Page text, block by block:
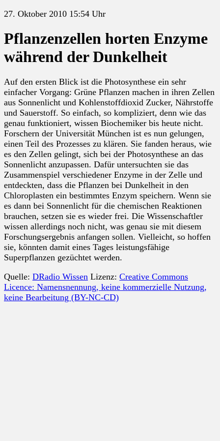
27. Oktober 2010 15:54 Uhr
Pflanzenzellen horten Enzyme
während der Dunkelheit
Auf den ersten Blick ist die Photosynthese ein sehr
einfacher Vorgang: Grüne Pflanzen machen in ihren Zellen
aus Sonnenlicht und Kohlenstoffdioxid Zucker, Nährstoffe
und Sauerstoff. So einfach, so kompliziert, denn wie das
genau funktioniert, wissen Biochemiker bis heute nicht.
Forschern der Universität München ist es nun gelungen,
einen Teil des Prozesses zu klären. Sie fanden heraus, wie
es den Zellen gelingt, sich bei der Photosynthese an das
Sonnenlicht anzupassen. Dafür untersuchten sie das
Zusammenspiel verschiedener Enzyme in der Zelle und
entdeckten, dass die Pflanzen bei Dunkelheit in den
Chloroplasten ein bestimmtes Enzym speichern. Wenn sie
es dann bei Sonnenlicht für die chemischen Reaktionen
brauchen, setzen sie es wieder frei. Die Wissenschaftler
wissen allerdings noch nicht, was genau sie mit diesem
Forschungsergebnis anfangen sollen. Vielleicht, so hoffen
sie, könnten damit eines Tages leistungsfähige
Superpflanzen gezüchtet werden.
Quelle: DRadio Wissen Lizenz: Creative Commons
Licence: Namensnennung, keine kommerzielle Nutzung,
keine Bearbeitung (BY-NC-CD)